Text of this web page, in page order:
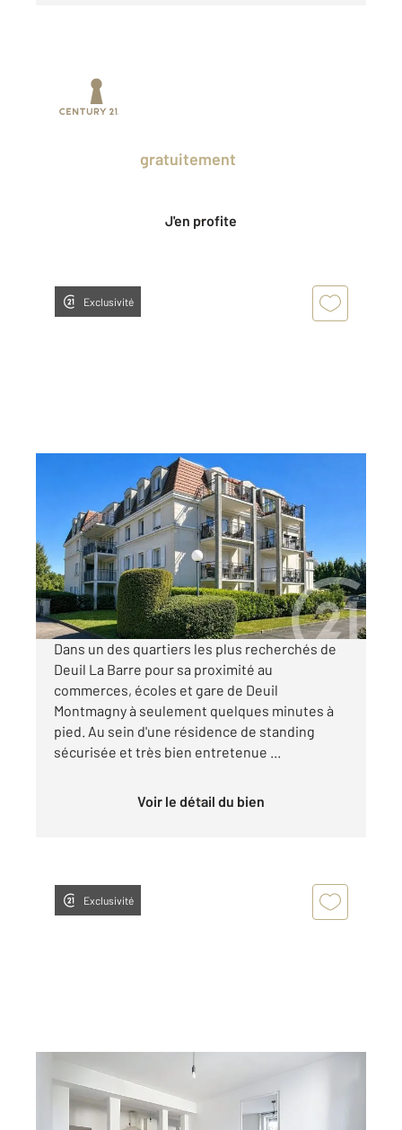
gratuitement
J'en profite
Exclusivité
DEUIL LA BARRE 95
, 4 pièces
Ref : 11274
Appartement F4 à vendre
299 000 €
Visiter le site dédié
Dans un des quartiers les plus recherchés de
Deuil La Barre pour sa proximité au
commerces, écoles et gare de Deuil
Montmagny à seulement quelques minutes à
pied. Au sein d'une résidence de standing
sécurisée et très bien entretenue ...
Voir le détail du bien
Exclusivité
DEUIL LA BARRE 95
34,19 m2, 2 pièces
Ref : 11185